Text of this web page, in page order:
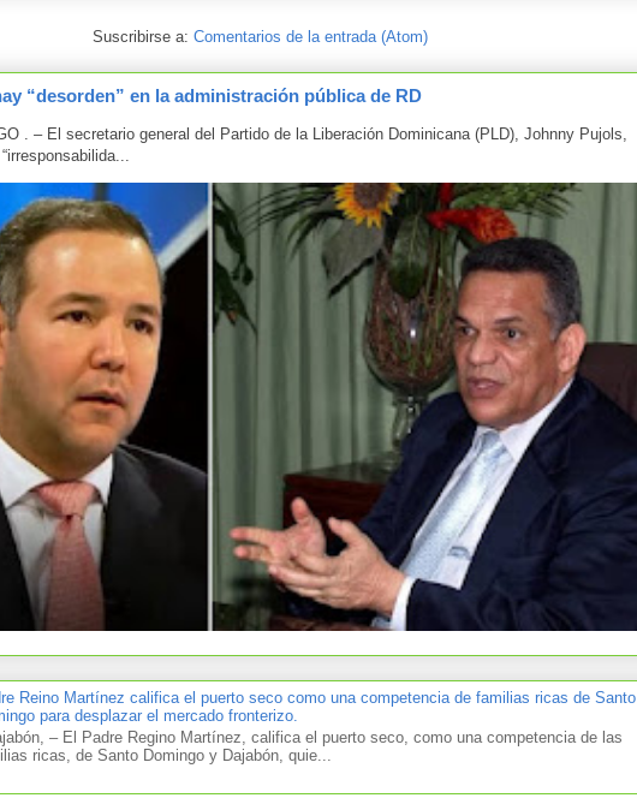
Suscribirse a: Comentarios de la entrada (Atom)
“desorden” en la administración pública de RD
. – El secretario general del Partido de la Liberación Dominicana (PLD), Johnny Pujols,
Reino Martínez califica el puerto seco como una competencia de familias ricas de Santo
para desplazar el mercado fronterizo.
– El Padre Regino Martínez, califica el puerto seco, como una competencia de las
ricas, de Santo Domingo y Dajabón, quie...